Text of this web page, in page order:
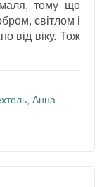
тому що
світлом і
від віку. Тож
Анна